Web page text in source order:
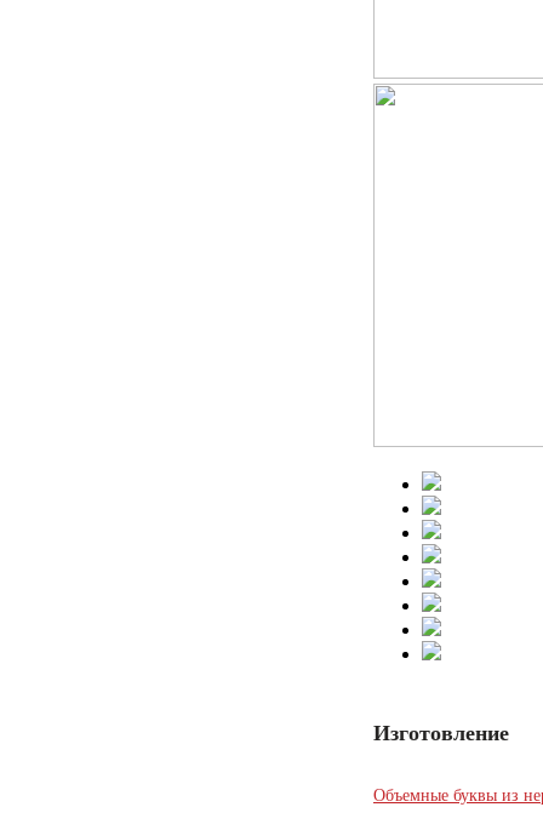
Изготовление
Объемные буквы из